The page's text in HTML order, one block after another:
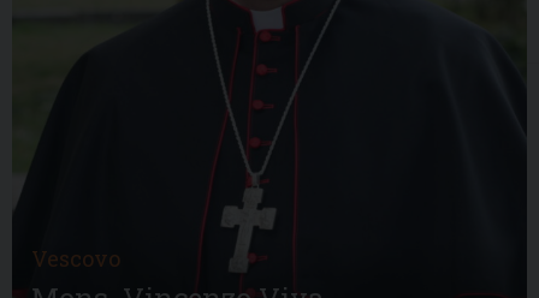
Vescovo